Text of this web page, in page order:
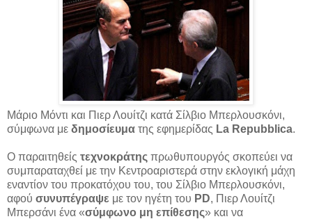
Μάριο Μόντι και Πιερ Λουίτζι κατά Σίλβιο Μπερλουσκόνι,
σύμφωνα με δημοσίευμα της εφημερίδας La Repubblica.
O παραιτηθείς τεχνοκράτης πρωθυπουργός σκοπεύει να
συμπαραταχθεί με την Kεντροαριστερά στην εκλογική μάχη
εναντίον του προκατόχου του, του Σίλβιο Μπερλουσκόνι,
αφού συνυπέγραψε με τον ηγέτη του PD, Πιερ Λουίτζι
Μπερσάνι ένα «σύμφωνο μη επίθεσης» και να